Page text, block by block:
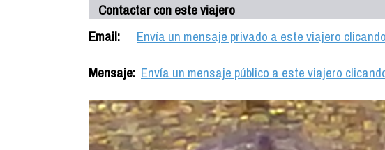
Contactar con este viajero
Email:
Envía un mensaje privado a este viajero
Mensaje: Envía un mensaje público a este viajero